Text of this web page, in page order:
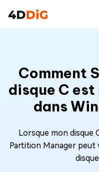
Comment
disque C
dans
Lorsque mon disque
Partition Manager peut